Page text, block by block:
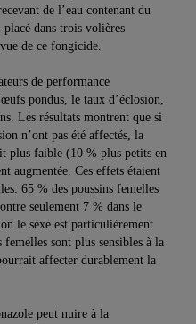
de l’eau contenant du
dans trois volières
de ce fongicide.
de performance
pondus, le taux d’éclosion,
Les résultats montrent que si
n’ont pas été affectés, la
plus faible (10 % plus petits en
augmentée. Ces effets étaient
65 % des poussins femelles
seulement 7 % dans le
le sexe est particulièrement
sont plus sensibles à la
affecter durablement la
peut nuire à la